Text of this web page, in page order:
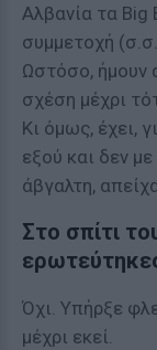
Αλβανία τα
συμμετοχή
Ωστόσο, ήμουν
σχέση μέχρι
Κι όμως, έχει,
εξού και δεν
άβγαλτη,
Στο σπίτι
Όχι. Υπήρξε
μέχρι εκεί.